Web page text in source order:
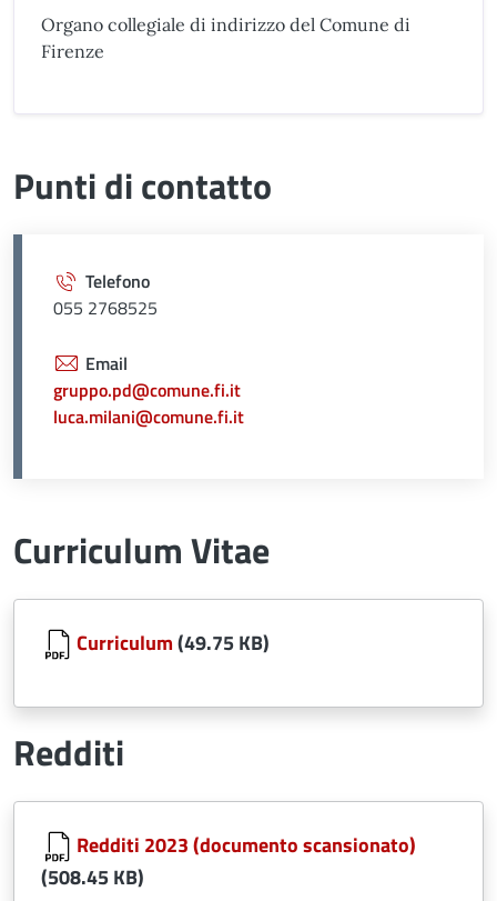
Organo collegiale di indirizzo del Comune di
Firenze
Punti di contatto
Telefono
055 2768525
Email
gruppo.pd@comune.fi.it
luca.milani@comune.fi.it
Curriculum Vitae
Document
Curriculum(49.75 KB)
Redditi
Document
Redditi 2023 (documento scansionato)
(508.45 KB)